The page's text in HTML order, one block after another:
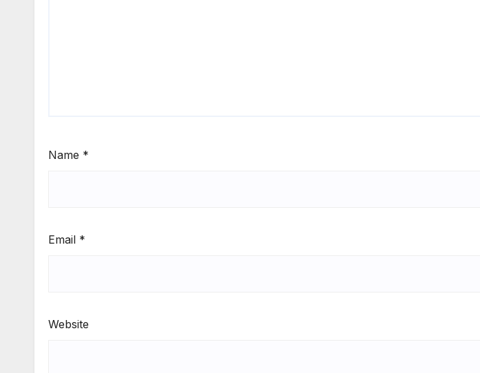
Name *
Email *
Website